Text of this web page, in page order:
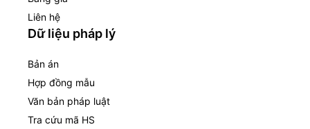
Liên hệ
Dữ liệu pháp lý
Bản án
Hợp đồng mẫu
Văn bản pháp luật
Tra cứu mã HS